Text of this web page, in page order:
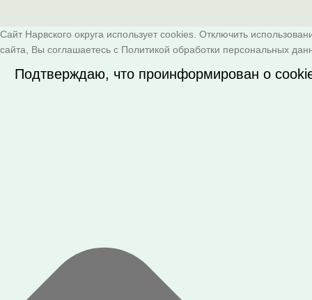
Сайт Нарвского округа использует cookies. Отключить
сайта, Вы соглашаетесь с Политикой обработки персональных
Подтверждаю, что проинформирован о